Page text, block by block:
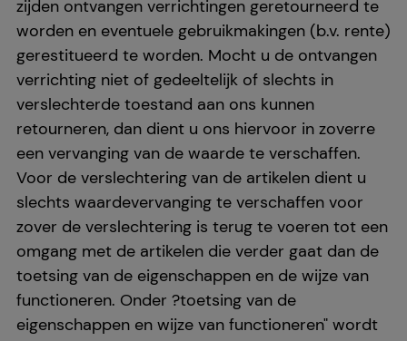
zijden ontvangen verrichtingen geretourneerd te
worden en eventuele gebruikmakingen (b.v. rente)
gerestitueerd te worden. Mocht u de ontvangen
verrichting niet of gedeeltelijk of slechts in
verslechterde toestand aan ons kunnen
retourneren, dan dient u ons hiervoor in zoverre
een vervanging van de waarde te verschaffen.
Voor de verslechtering van de artikelen dient u
slechts waardevervanging te verschaffen voor
zover de verslechtering is terug te voeren tot een
omgang met de artikelen die verder gaat dan de
toetsing van de eigenschappen en de wijze van
functioneren. Onder ?toetsing van de
eigenschappen en wijze van functioneren" wordt